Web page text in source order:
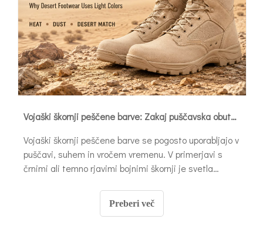
Vojaški škornji peščene barve: Zakaj puščavska obutev uporablja svetle barve
Vojaški škornji peščene barve se pogosto uporabljajo v
puščavi, suhem in vročem vremenu. V primerjavi s
črnimi ali temno rjavimi bojnimi škornji je svetla
visoke temperature, prašna tla in vojaške uniforme, ki
se uporabljajo v sušnih regijah.
Preberi več